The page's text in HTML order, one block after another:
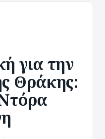
για την
Θράκης: